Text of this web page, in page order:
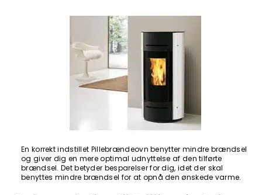
En korrekt indstillet Pillebrændeovn benytter mindre brændsel
og giver dig en mere optimal udnyttelse af den tilførte
brændsel. Det betyder besparelser for dig, idet der skal
benyttes mindre brændsel for at opnå den ønskede varme.